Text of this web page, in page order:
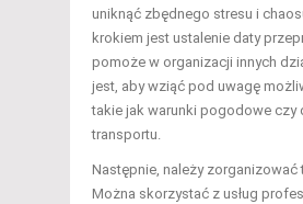
uniknąć zbędnego stresu i
krokiem jest ustalenie daty
pomoże w organizacji innych
jest, aby wziąć pod uwagę
takie jak warunki pogodowe czy
transportu.
Następnie, należy zorganizować
Można skorzystać z usług